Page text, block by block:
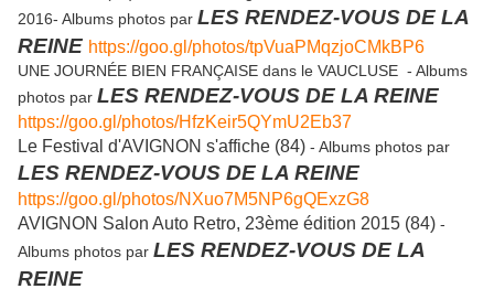
2016- Albums photos par LES RENDEZ-VOUS DE LA
REINE https://goo.gl/photos/tpVuaPMqzjoCMkBP6
UNE JOURNÉE BIEN FRANÇAISE dans le VAUCLUSE - Albums
photos par LES RENDEZ-VOUS DE LA REINE
https://goo.gl/photos/HfzKeir5QYmU2Eb37
Le Festival d'AVIGNON s'affiche (84) - Albums photos par
LES RENDEZ-VOUS DE LA REINE
https://goo.gl/photos/NXuo7M5NP6gQExzG8
AVIGNON Salon Auto Retro, 23ème édition 2015 (84) -
Albums photos par LES RENDEZ-VOUS DE LA
REINE